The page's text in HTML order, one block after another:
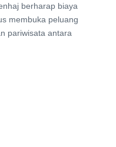
berharap biaya
membuka peluang
pariwisata antara